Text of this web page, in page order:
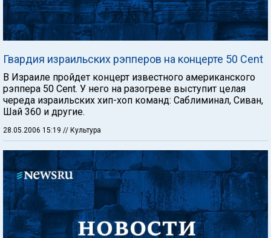
Гвардия израильских рэпперов на концерте 50 Cent
В Израиле пройдет концерт известного американского
рэппера 50 Cent. У него на разогреве выступит целая
череда израильских хип-хоп команд: Саблиминал, Сиван,
Шай 360 и другие.
28.05.2006 15:19 // Культура